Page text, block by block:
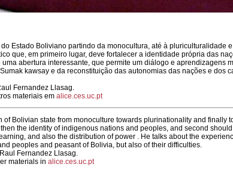
Estado Boliviano partindo da monocultura, até à pluriculturalidade
que, em primeiro lugar, deve fortalecer a identidade própria das
abertura interessante, que permite um diálogo e aprendizagens
kawsay e da reconstituição das autonomias das nações e dos
Fernandez Llasag.
materiais em alice.ces.uc.pt
of Bolivian state from monoculture towards plurinationality and finally
the identity of indigenous nations and peoples, and second
and also the distribution of power . He talks about the
peoples and peasant of Bolivia, but also of their difficulties.
Fernandez Llasag.
materials in alice.ces.uc.pt